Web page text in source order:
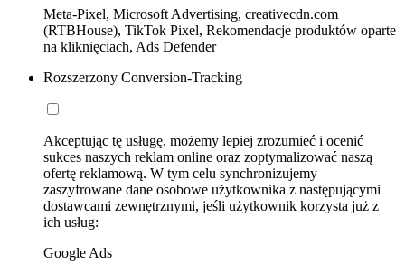
Meta-Pixel, Microsoft Advertising, creativecdn.com
(RTBHouse), TikTok Pixel, Rekomendacje produktów oparte
na kliknięciach, Ads Defender
Rozszerzony Conversion-Tracking
Akceptując tę usługę, możemy lepiej zrozumieć i ocenić
sukces naszych reklam online oraz zoptymalizować naszą
ofertę reklamową. W tym celu synchronizujemy
zaszyfrowane dane osobowe użytkownika z następującymi
dostawcami zewnętrznymi, jeśli użytkownik korzysta już z
ich usług:
Google Ads